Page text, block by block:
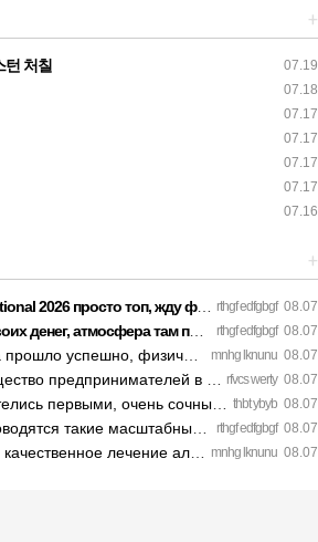
+
07.19
턴 처칠
07.18
07.17
07.17
07.17
07.17
07.16
+
rthgf edfgbgf 08.07
2026 просто топ, жду финал! htt…
rthgf edfgbgf 08.07
атмосфера там просто непере…
mnhg lknunu 08.07
физической тяги больше н…
rfvcs werty 08.07
в Санкт-Петербурге…
thbt ybyb 08.07
первыми, очень сочные. https://inte…
rthgf edfgbgf 08.07
такие масштабные турниры. https…
mnhg lknunu 08.07
лечение алкоголизма Санкт-…